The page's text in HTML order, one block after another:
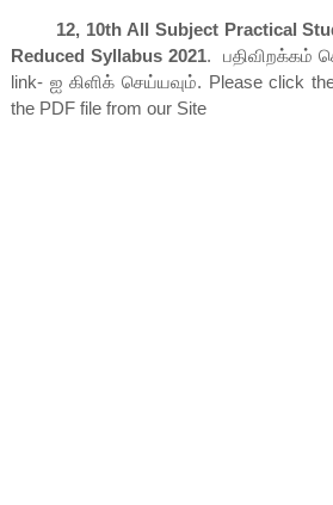
12, 10th All Subject Practical
Reduced Syllabus 2021. பதிவிறக்கம்
link- ஐ கிளிக் செய்யவும். Please click
the PDF file from our Site